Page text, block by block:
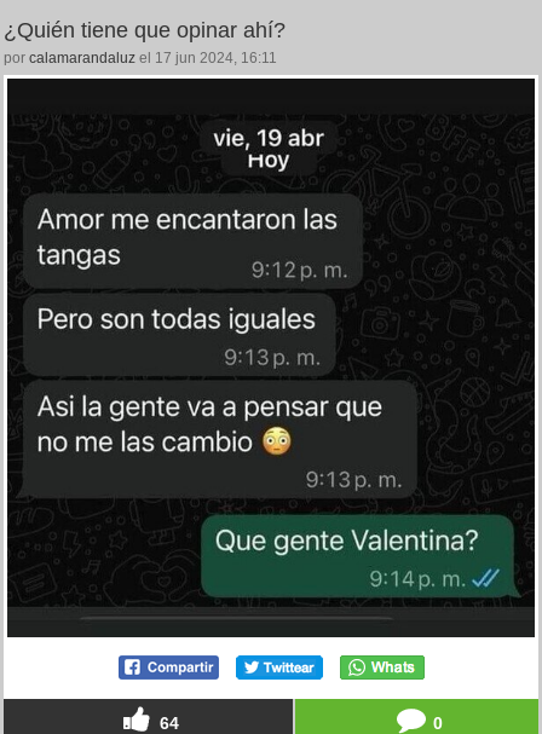
¿Quién tiene que opinar ahí?
por calamarandaluz el 17 jun 2024, 16:11
64 0